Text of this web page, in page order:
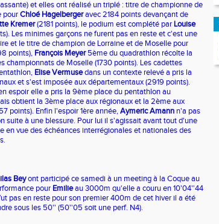
et elles ont réalisé un triplé : titre de championne de
pourChloé Hagelbergeravec 2184 points devançant de
Kremer(2181 points), le podium est complété par Louise
Les minimes garçons ne furent pas en reste et c'est une
et le titre de champion de Lorraine et de Moselle pour
points), François Meyer5ème du quadrathlon récolte la
championnats de Moselle (1730 points). Les cadettes
Elise Vermusedans un contexte relevé a pris la
et s'est imposée aux départementaux (2919 points).
espoir elle a pris la 9ème place du pentathlon au
obtient la 3ème place aux régionaux et la 2ème aux
points). Enfin l'espoir 1ère année,Aymeric Amann n'a pas
suite à une blessure. Pour lui il s'agissait avant tout d'une
en vue des échéances interrégionales et nationales des
Beyont participé ce samedi à un meeting à la Coque au
pour Emilieau 3000m qu'elle a couru en 10'04''44
pas en reste pour son premier 400m de cet hiver il a été
sous les 50'' (50''05 soit une perf. N4).